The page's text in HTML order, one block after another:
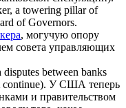
, a towering pillar of
of Governors.
, могучую опору
совета управляющих
between banks
У США теперь
и правительством